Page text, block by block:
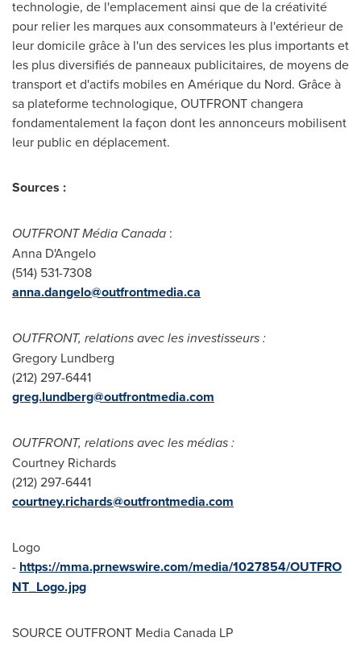
technologie, de l'emplacement ainsi que de la créativité
pour relier les marques aux consommateurs à l'extérieur de
leur domicile grâce à l'un des services les plus importants et
les plus diversifiés de panneaux publicitaires, de moyens de
transport et d'actifs mobiles en Amérique du Nord. Grâce à
sa plateforme technologique, OUTFRONT changera
fondamentalement la façon dont les annonceurs mobilisent
leur public en déplacement.
Sources :
OUTFRONT Média Canada :
Anna D'Angelo
(514) 531-7308
anna.dangelo@outfrontmedia.ca
OUTFRONT, relations avec les investisseurs :
Gregory Lundberg
(212) 297-6441
greg.lundberg@outfrontmedia.com
OUTFRONT, relations avec les médias :
Courtney Richards
(212) 297-6441
courtney.richards@outfrontmedia.com
Logo
- https://mma.prnewswire.com/media/1027854/OUTFRO
NT_Logo.jpg
SOURCE OUTFRONT Media Canada LP